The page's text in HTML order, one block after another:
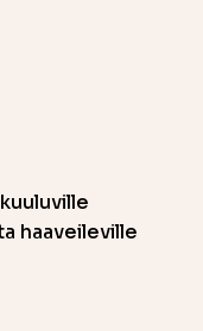
haaveileville